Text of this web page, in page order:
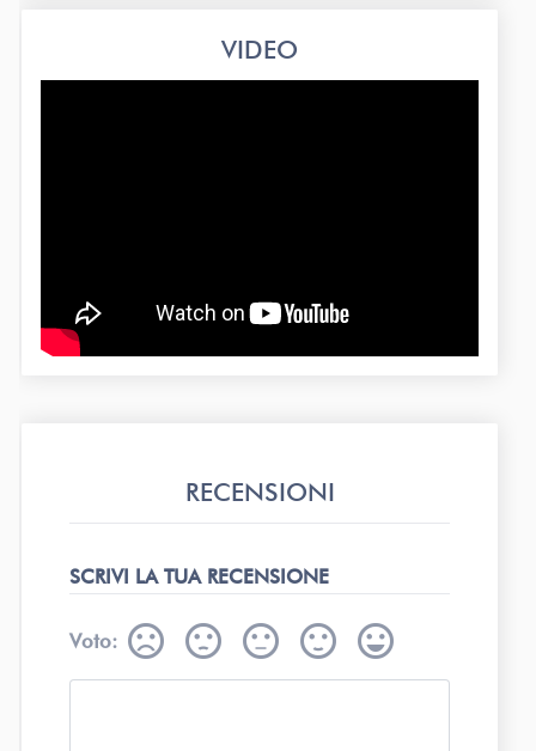
VIDEO
RECENSIONI
SCRIVI LA TUA RECENSIONE
Voto: sentiment_very_dissatisfied sentiment_dissatisfied sentiment_neutral sentiment_satisfied sentiment_very_satisfied